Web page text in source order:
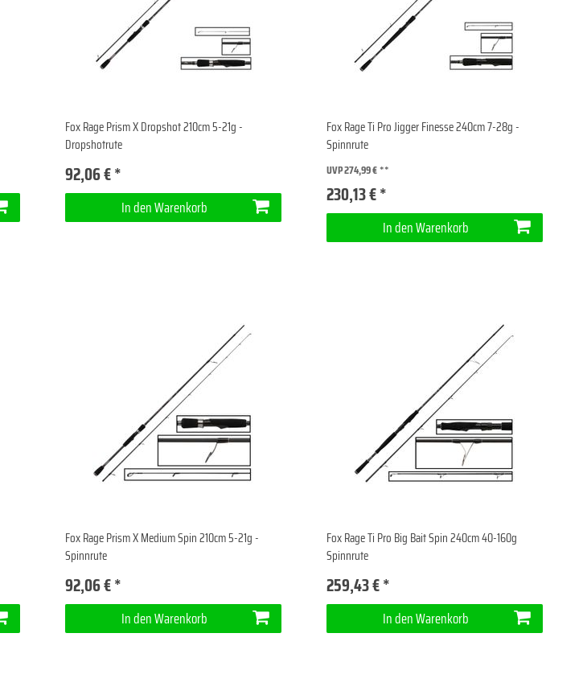
Fox Rage Prism X Dropshot 210cm 5-21g -
Dropshotrute
92,06 € *
In den Warenkorb
Fox Rage Ti Pro Jigger Finesse 240cm 7-28g -
Spinnrute
UVP 274,99 €
230,13 € *
In den Warenkorb
Fox Rage Prism X Medium Spin 210cm 5-21g -
Spinnrute
92,06 € *
In den Warenkorb
Fox Rage Ti Pro Big Bait Spin 240cm 40-160g
Spinnrute
259,43 € *
In den Warenkorb